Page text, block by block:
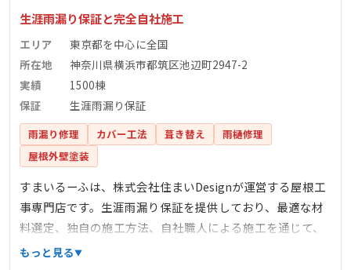
生涯雨漏り保証と完全自社施工
エリア
東京都を中心に全国
所在地
神奈川県横浜市都筑区池辺町2947-2
実績
1500棟
保証
生涯雨漏り保証
雨漏り修理 カバー工法 葺き替え
雨樋修理
屋根外壁塗装
すまいるーふは、株式会社住まいDesignが運営する屋根工
事専門店です。生涯雨漏り保証を提供しており、最適な材
料選定、独自の施工方法、自社職人による施工を通じて、
雨漏りしない住まいの安心を提供しています。完全自社施
もっと見る